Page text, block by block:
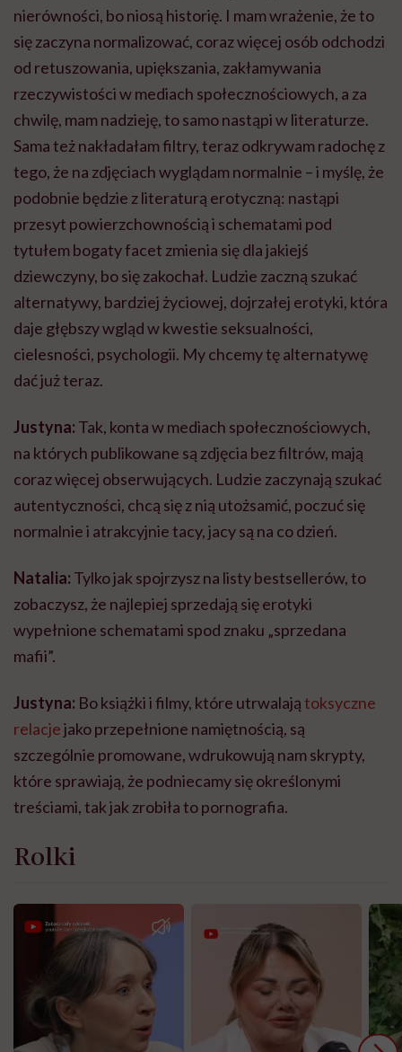
nierówności, bo niosą historię. I mam wrażenie, że to
się zaczyna normalizować, coraz więcej osób odchodzi
od retuszowania, upiększania, zakłamywania
rzeczywistości w mediach społecznościowych, a za
chwilę, mam nadzieję, to samo nastąpi w literaturze.
Sama też nakładałam filtry, teraz odkrywam radochę z
tego, że na zdjęciach wyglądam normalnie – i myślę, że
podobnie będzie z literaturą erotyczną: nastąpi
przesyt powierzchownością i schematami pod
tytułem bogaty facet zmienia się dla jakiejś
dziewczyny, bo się zakochał. Ludzie zaczną szukać
alternatywy, bardziej życiowej, dojrzałej erotyki, która
daje głębszy wgląd w kwestie seksualności,
cielesności, psychologii. My chcemy tę alternatywę
dać już teraz.
Justyna: Tak, konta w mediach społecznościowych,
na których publikowane są zdjęcia bez filtrów, mają
coraz więcej obserwujących. Ludzie zaczynają szukać
autentyczności, chcą się z nią utożsamić, poczuć się
normalnie i atrakcyjnie tacy, jacy są na co dzień.
Natalia: Tylko jak spojrzysz na listy bestsellerów, to
zobaczysz, że najlepiej sprzedają się erotyki
wypełnione schematami spod znaku „sprzedana
mafii”.
Justyna: Bo książki i filmy, które utrwalajątoksyczne
relacjejako przepełnione namiętnością, są
szczególnie promowane, wdrukowują nam skrypty,
które sprawiają, że podniecamy się określonymi
treściami, tak jak zrobiła to pornografia.
Rolki